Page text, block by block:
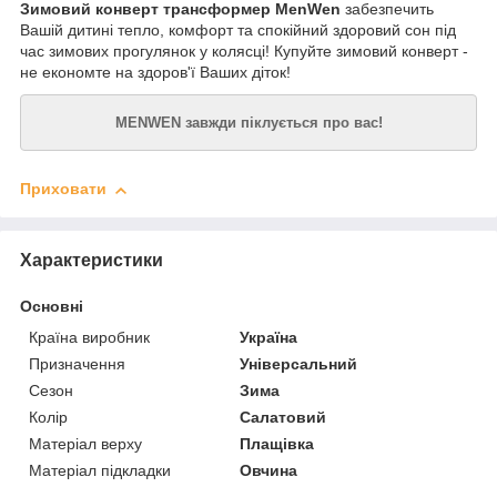
Зимовий конверт трансформер MenWen забезпечить
Вашій дитині тепло, комфорт та спокійний здоровий сон під
час зимових прогулянок у колясці! Купуйте зимовий конверт -
не економте на здоров'ї Ваших діток!
MENWEN завжди піклується про вас!
Приховати
Характеристики
Основні
Країна виробник
Україна
Призначення
Універсальний
Сезон
Зима
Колір
Салатовий
Матеріал верху
Плащівка
Матеріал підкладки
Овчина